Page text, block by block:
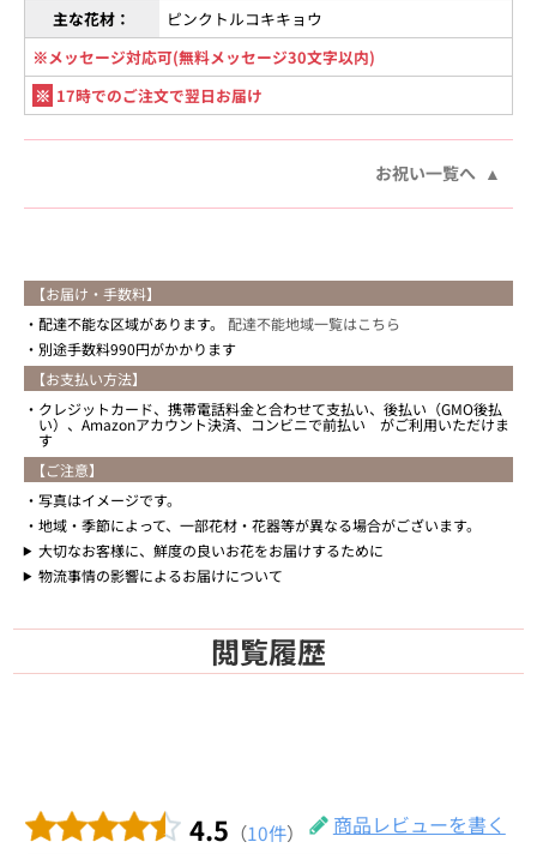
主な花材：
ピンクトルコキキョウ
※メッセージ対応可(無料メッセージ30文字以内)
※ 17時でのご注文で翌日お届け
お祝い一覧へ
【お届け・手数料】
配達不能な区域があります。 配達不能地域一覧はこちら
別途手数料990円がかかります
【お支払い方法】
クレジットカード、携帯電話料金と合わせて支払い、後払い（GMO後払
い）、Amazonアカウント決済、コンビニで前払い がご利用いただけま
す
【ご注意】
写真はイメージです。
地域・季節によって、一部花材・花器等が異なる場合がございます。
大切なお客様に、鮮度の良いお花をお届けするために
物流事情の影響によるお届けについて
閲覧履歴
4.5 （10件）
商品レビューを書く